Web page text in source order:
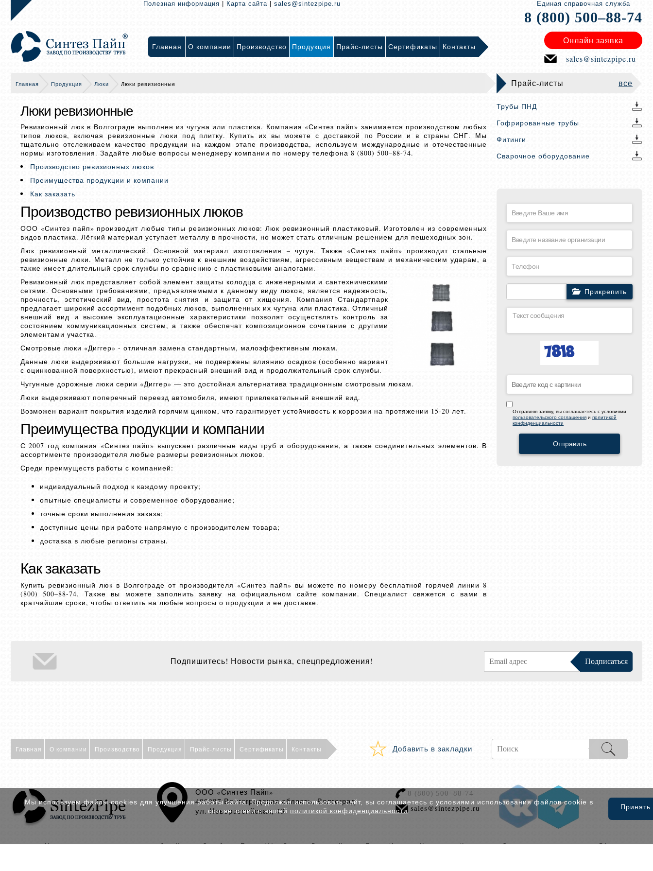
Полезная информация Карта сайта sales@sintezpipe.ru Единая справочная служба
8 (800) 500–88-74
Главная О компании Производство Продукция Прайс-листы Сертификаты Контакты
Онлайн заявка
sales@sintezpipe.ru
Главная Продукция Люки Люки ревизионные
Люки ревизионные
Ревизионный люк в Волгограде выполнен из чугуна или пластика. Компания «Синтез пайп» занимается производством любых
типов люков, включая ревизионные люки под плитку. Купить их вы можете с доставкой по России и в страны СНГ. Мы
тщательно отслеживаем качество продукции на каждом этапе производства, используем международные и отечественные
нормы изготовления. Задайте любые вопросы менеджеру компании по номеру телефона 8 (800) 500–88-74.
Производство ревизионных люков
Преимущества продукции и компании
Как заказать
Производство ревизионных люков
ООО «Синтез пайп» производит любые типы ревизионных люков: Люк ревизионный пластиковый. Изготовлен из современных
видов пластика. Лёгкий материал уступает металлу в прочности, но может стать отличным решением для пешеходных зон.
Люк ревизионный металлический. Основной материал изготовления – чугун. Также «Синтез пайп» производит стальные
ревизионные люки. Металл не только устойчив к внешним воздействиям, агрессивным веществам и механическим ударам, а
также имеет длительный срок службы по сравнению с пластиковыми аналогами.
Ревизионный люк представляет собой элемент защиты колодца с инженерными и сантехническими
сетями. Основными требованиями, предъявляемыми к данному виду люков, является надежность,
прочность, эстетический вид, простота снятия и защита от хищения. Компания Стандартпарк
предлагает широкий ассортимент подобных люков, выполненных их чугуна или пластика. Отличный
внешний вид и высокие эксплуатационные характеристики позволят осуществлять контроль за
состоянием коммуникационных систем, а также обеспечат композиционное сочетание с другими
элементами участка.
Смотровые люки «Диггер» - отличная замена стандартным, малоэффективным люкам.
Данные люки выдерживают большие нагрузки, не подвержены влиянию осадков (особенно вариант
с оцинкованной поверхностью), имеют прекрасный внешний вид и продолжительный срок службы.
Чугунные дорожные люки серии «Диггер» — это достойная альтернатива традиционным смотровым люкам.
Люки выдерживают поперечный переезд автомобиля, имеют привлекательный внешний вид.
Возможен вариант покрытия изделий горячим цинком, что гарантирует устойчивость к коррозии на протяжении 15-20 лет.
Преимущества продукции и компании
С 2007 год компания «Синтез пайп» выпускает различные виды труб и оборудования, а также соединительных элементов. В
ассортименте производителя любые размеры ревизионных люков.
Среди преимуществ работы с компанией:
индивидуальный подход к каждому проекту;
опытные специалисты и современное оборудование;
точные сроки выполнения заказа;
доступные цены при работе напрямую с производителем товара;
доставка в любые регионы страны.
Как заказать
Купить ревизионный люк в Волгограде от производителя «Синтез пайп» вы можете по номеру бесплатной горячей линии 8
(800) 500–88-74. Также вы можете заполнить заявку на официальном сайте компании. Специалист свяжется с вами в
кратчайшие сроки, чтобы ответить на любые вопросы о продукции и ее доставке.
Прайс-листы все
Трубы ПНД
Гофрированные трубы
Фитинги
Сварочное оборудование
Прикрепить
Отправляя заявку, вы соглашаетесь с условиями
пользовательского соглашения и политикой
конфиденциальности
Отправить
Подпишитесь! Новости рынка, спецпредложения!
Главная О компании Производство Продукция Прайс-листы Сертификаты Контакты Добавить в закладки
ООО «Синтез Пайп»
400087Волгоградская область, Волгоград
ул. Новороссийская, 43
8 (800) 500–88-74
sales@sintezpipe.ru
Мы реализуемполиэтиленовые трубыв Казани, Оренбурге, Перми, Уфе, Самаре, Рязани, Кирове, Пензе, Ижевске, Ульяновске, Краснодаре, Ставрополе и других городах РФ
Мы используем файлы cookies для улучшения работы сайта. Продолжая использовать сайт, вы соглашаетесь с условиями использования файлов cookie в
соответствии с нашей политикой конфиденциальности. Принять